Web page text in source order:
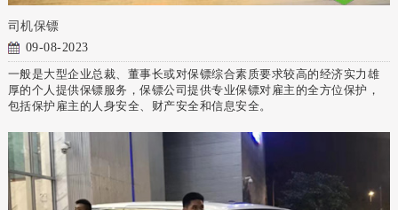
司机保镖
09-08-2023
一般是大型企业总裁、董事长或对保镖综合素质要求较高的经济实力雄
厚的个人提供保镖服务，保镖公司提供专业保镖对雇主的全方位保护，
包括保护雇主的人身安全、财产安全和信息安全。